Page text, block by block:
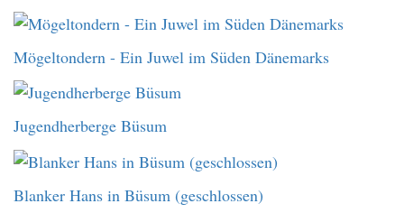
Mögeltondern - Ein Juwel im Süden Dänemarks
Jugendherberge Büsum
Blanker Hans in Büsum (geschlossen)